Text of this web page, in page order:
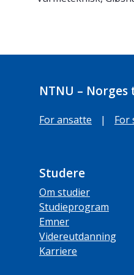
NTNU –
For ansatte | For
Studere
Om studier
Studieprogram
Emner
Videreutdanning
Karriere